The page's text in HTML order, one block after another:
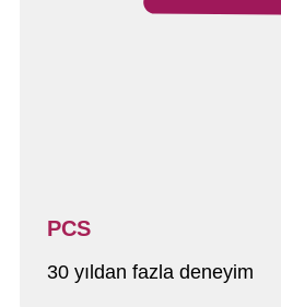
PCS
30 yıldan fazla deneyim